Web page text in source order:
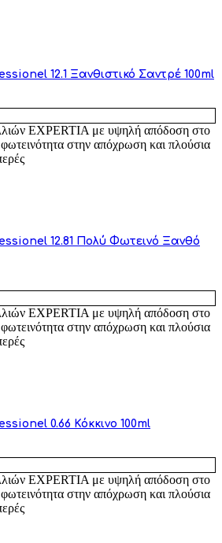
12.1 Ξανθιστικό Σαντρέ 100ml
EXPERTIA με υψηλή απόδοση στο
στην απόχρωση και πλούσια
12.81 Πολύ Φωτεινό Ξανθό
EXPERTIA με υψηλή απόδοση στο
στην απόχρωση και πλούσια
0.66 Κόκκινο 100ml
EXPERTIA με υψηλή απόδοση στο
στην απόχρωση και πλούσια